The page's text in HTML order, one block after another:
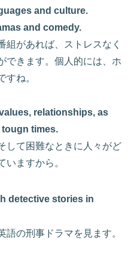
and culture.
and comedy.
組があれば、ストレスなく
できます。個人的には、ホ
すね。
relationships, as
times.
して困難なときに人々がど
いますから。
detective stories in
の刑事ドラマを見ます。